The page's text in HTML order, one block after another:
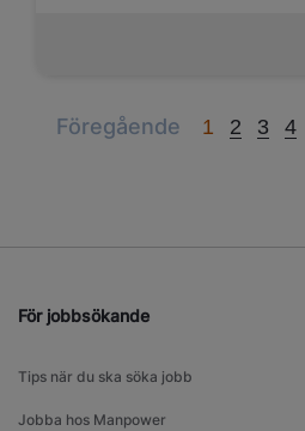
Föregående Previous
1 2 3 4
För jobbsökande
Tips när du ska söka jobb
Jobba hos Manpower